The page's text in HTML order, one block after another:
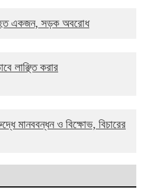
একজন, সড়ক অবরোধ
লাঞ্ছিত করার
মানববন্ধন ও বিক্ষোভ, বিচারের